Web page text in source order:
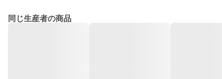
同じ生産者の商品